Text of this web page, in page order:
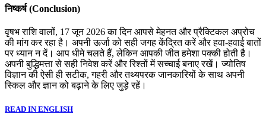
निष्कर्ष (Conclusion)
वृषभ राशि वालों, 17 जून 2026 का दिन आपसे मेहनत और प्रैक्टिकल अप्रोच
की मांग कर रहा है। अपनी ऊर्जा को सही जगह केंद्रित करें और हवा-हवाई बातों
पर ध्यान न दें। आप धीमे चलते हैं, लेकिन आपकी जीत हमेशा पक्की होती है।
अपनी बुद्धिमत्ता से सही निवेश करें और रिश्तों में सच्चाई बनाए रखें। ज्योतिष
विज्ञान की ऐसी ही सटीक, गहरी और तथ्यपरक जानकारियों के साथ अपनी
स्किल और ज्ञान को बढ़ाने के लिए जुड़े रहें।
READ IN ENGLISH